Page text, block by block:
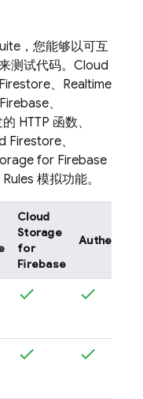
，您能够以可互
测试代码。 Cloud
、 Realtime
、
HTTP 函数、
Firestore、
for Firebase
模拟功能。
Cloud
Storage
for
Firebase